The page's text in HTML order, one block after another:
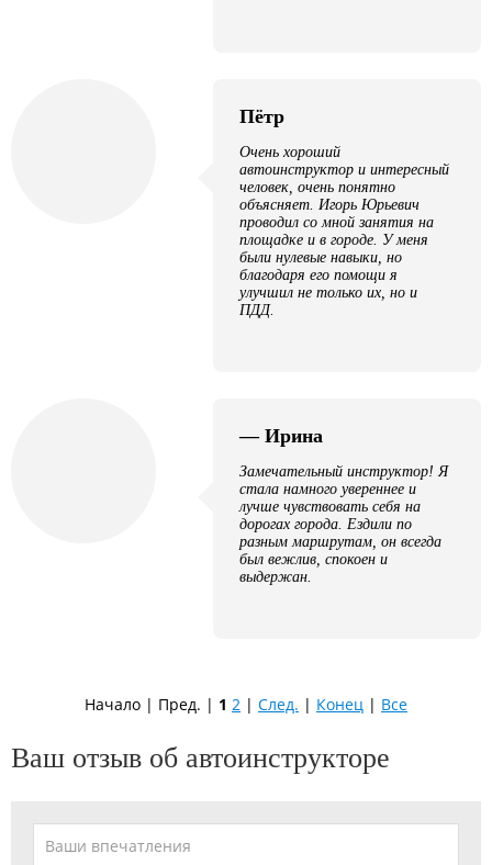
Пётр
Очень хороший
автоинструктор и интересный
человек, очень понятно
объясняет. Игорь Юрьевич
проводил со мной занятия на
площадке и в городе. У меня
были нулевые навыки, но
благодаря его помощи я
улучшил не только их, но и
ПДД.
— Ирина
Замечательный инструктор! Я
стала намного увереннее и
лучше чувствовать себя на
дорогах города. Ездили по
разным маршрутам, он всегда
был вежлив, спокоен и
выдержан.
Начало | Пред. | 1 2 | След. | Конец | Все
Ваш отзыв об автоинструкторе